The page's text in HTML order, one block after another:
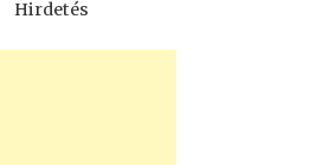
Hirdetés